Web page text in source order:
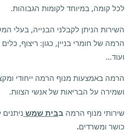
לכל קומה, במיוחד לקומות הגבוהות.
השירות הניתן לקבלני הבנייה, בעלי
הרמה של חומרי בניין, כגון: ריצוף,
ועוד…
הרמה באמצעות מנוף הרמה ייחודי
ושמירה על הבריאות של אנשי הצוות.
שירותי מנוף הרמה בבית שמש
כושר ומשרדים.